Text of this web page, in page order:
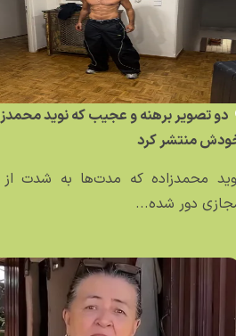
دو تصویر برهنه و عجیب که نوید
منتشر کرد
محمدزاده که مدت‌ها به شدت
دور شده...